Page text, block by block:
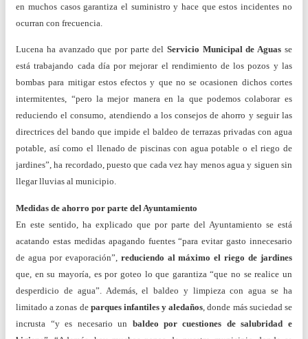
en muchos casos garantiza el suministro y hace que estos incidentes no
ocurran con frecuencia.
Lucena ha avanzado que por parte delServicio Municipal de Aguas se
está trabajando cada día por mejorar el rendimiento de los pozos y las
bombas para mitigar estos efectos y que no se ocasionen dichos cortes
intermitentes, “pero la mejor manera en la que podemos colaborar es
reduciendo el consumo, atendiendo a los consejos de ahorro y seguir las
directrices del bando que impide el baldeo de terrazas privadas con agua
potable, así como el llenado de piscinas con agua potable o el riego de
jardines”, ha recordado, puesto que cada vez hay menos agua y siguen sin
llegar lluvias al municipio.
Medidas de ahorro por parte del Ayuntamiento
En este sentido, ha explicado que por parte del Ayuntamiento se está
acatando estas medidas apagando fuentes “para evitar gasto innecesario
de agua por evaporación”, reduciendo al máximo el riego de jardines
que, en su mayoría, es por goteo lo que garantiza “que no se realice un
desperdicio de agua”. Además, el baldeo y limpieza con agua se ha
limitado a zonas de parques infantiles y aledaños , donde más suciedad se
incrusta “y es necesario un baldeo por cuestiones de salubridad e